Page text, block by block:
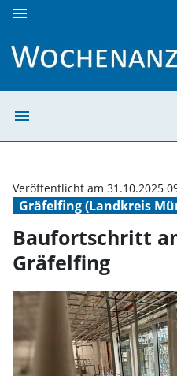
menu
menu
Gräfelfing (Landkreis
Veröffentlicht am 31.10.2025
Baufortschritt
Gräfelfing